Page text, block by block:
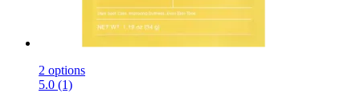
2 options
5.0 (1)